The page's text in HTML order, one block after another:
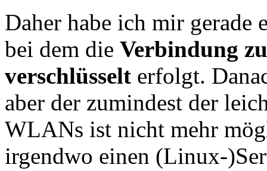
Daher habe ich mir gerade
bei dem die Verbindung
verschlüsselt erfolgt.
aber der zumindest der
WLANs ist nicht mehr
irgendwo einen (Linux-